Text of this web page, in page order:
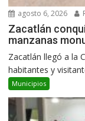
agosto 6, 2026
Zacatlán
manzanas
Zacatlán llegó a la
habitantes y
Municipios